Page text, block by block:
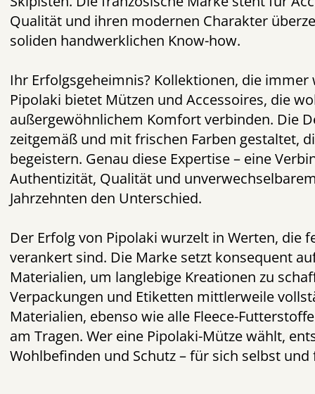
Qualität und ihren modernen Charakter
soliden handwerklichen Know-how.
Ihr Erfolgsgeheimnis? Kollektionen, die
Pipolaki bietet Mützen und Accessoires, die
außergewöhnlichem Komfort verbinden. Die
zeitgemäß und mit frischen Farben gestaltet,
begeistern. Genau diese Expertise – eine
Authentizität, Qualität und
Jahrzehnten den Unterschied.
Der Erfolg von Pipolaki wurzelt in Werten, die
verankert sind. Die Marke setzt konsequent
Materialien, um langlebige Kreationen zu
Verpackungen und Etiketten mittlerweile
Materialien, ebenso wie alle Fleece-
am Tragen. Wer eine Pipolaki-Mütze wählt,
Wohlbefinden und Schutz – für sich selbst